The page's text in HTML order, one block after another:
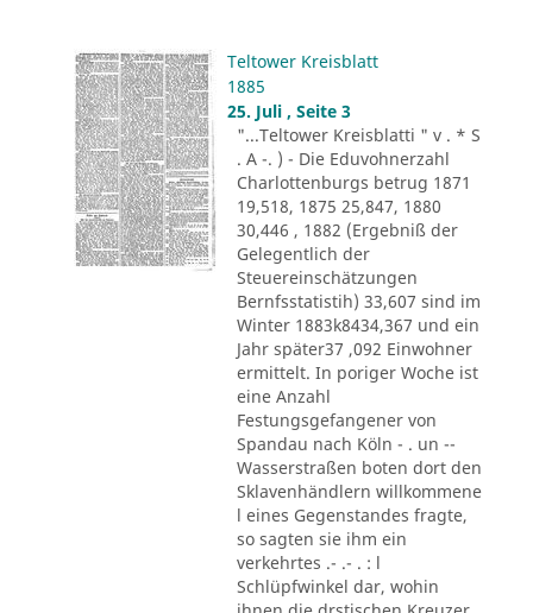
Teltower Kreisblatt
1885
25. Juli , Seite 3
"...Teltower Kreisblatti " v . * S
. A -. ) - Die Eduvohnerzahl
Charlottenburgs betrug 1871
19,518, 1875 25,847, 1880
30,446 , 1882 (Ergebniß der
Gelegentlich der
Steuereinschätzungen
Bernfsstatistih) 33,607 sind im
Winter 1883k8434,367 und ein
Jahr später37 ,092 Einwohner
ermittelt. In poriger Woche ist
eine Anzahl
Festungsgefangener von
Spandau nach Köln - . un --
Wasserstraßen boten dort den
Sklavenhändlern willkommene
l eines Gegenstandes fragte,
so sagten sie ihm ein
verkehrtes .- .- . : l
Schlüpfwinkel dar, wohin